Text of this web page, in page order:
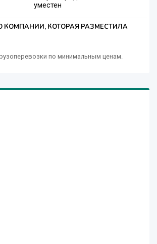
уместен
КОТОРАЯ РАЗМЕСТИЛА
по минимальным ценам.